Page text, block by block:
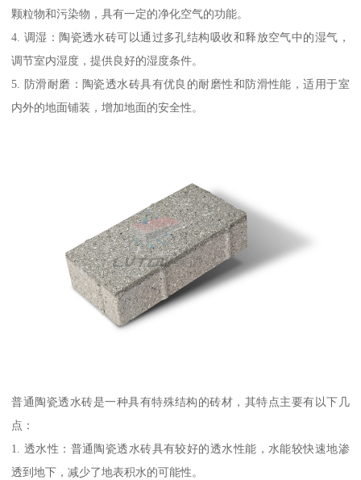
颗粒物和污染物，具有一定的净化空气的功能。
4. 调湿：陶瓷透水砖可以通过多孔结构吸收和释放空气中的湿气，
调节室内湿度，提供良好的湿度条件。
5. 防滑耐磨：陶瓷透水砖具有优良的耐磨性和防滑性能，适用于室
内外的地面铺装，增加地面的安全性。
普通陶瓷透水砖是一种具有特殊结构的砖材，其特点主要有以下几
点：
1. 透水性：普通陶瓷透水砖具有较好的透水性能，水能较快速地渗
透到地下，减少了地表积水的可能性。